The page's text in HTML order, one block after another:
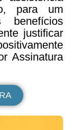
para um
benefícios
justificar
Assinatura